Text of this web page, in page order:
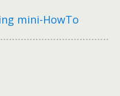
mini-HowTo